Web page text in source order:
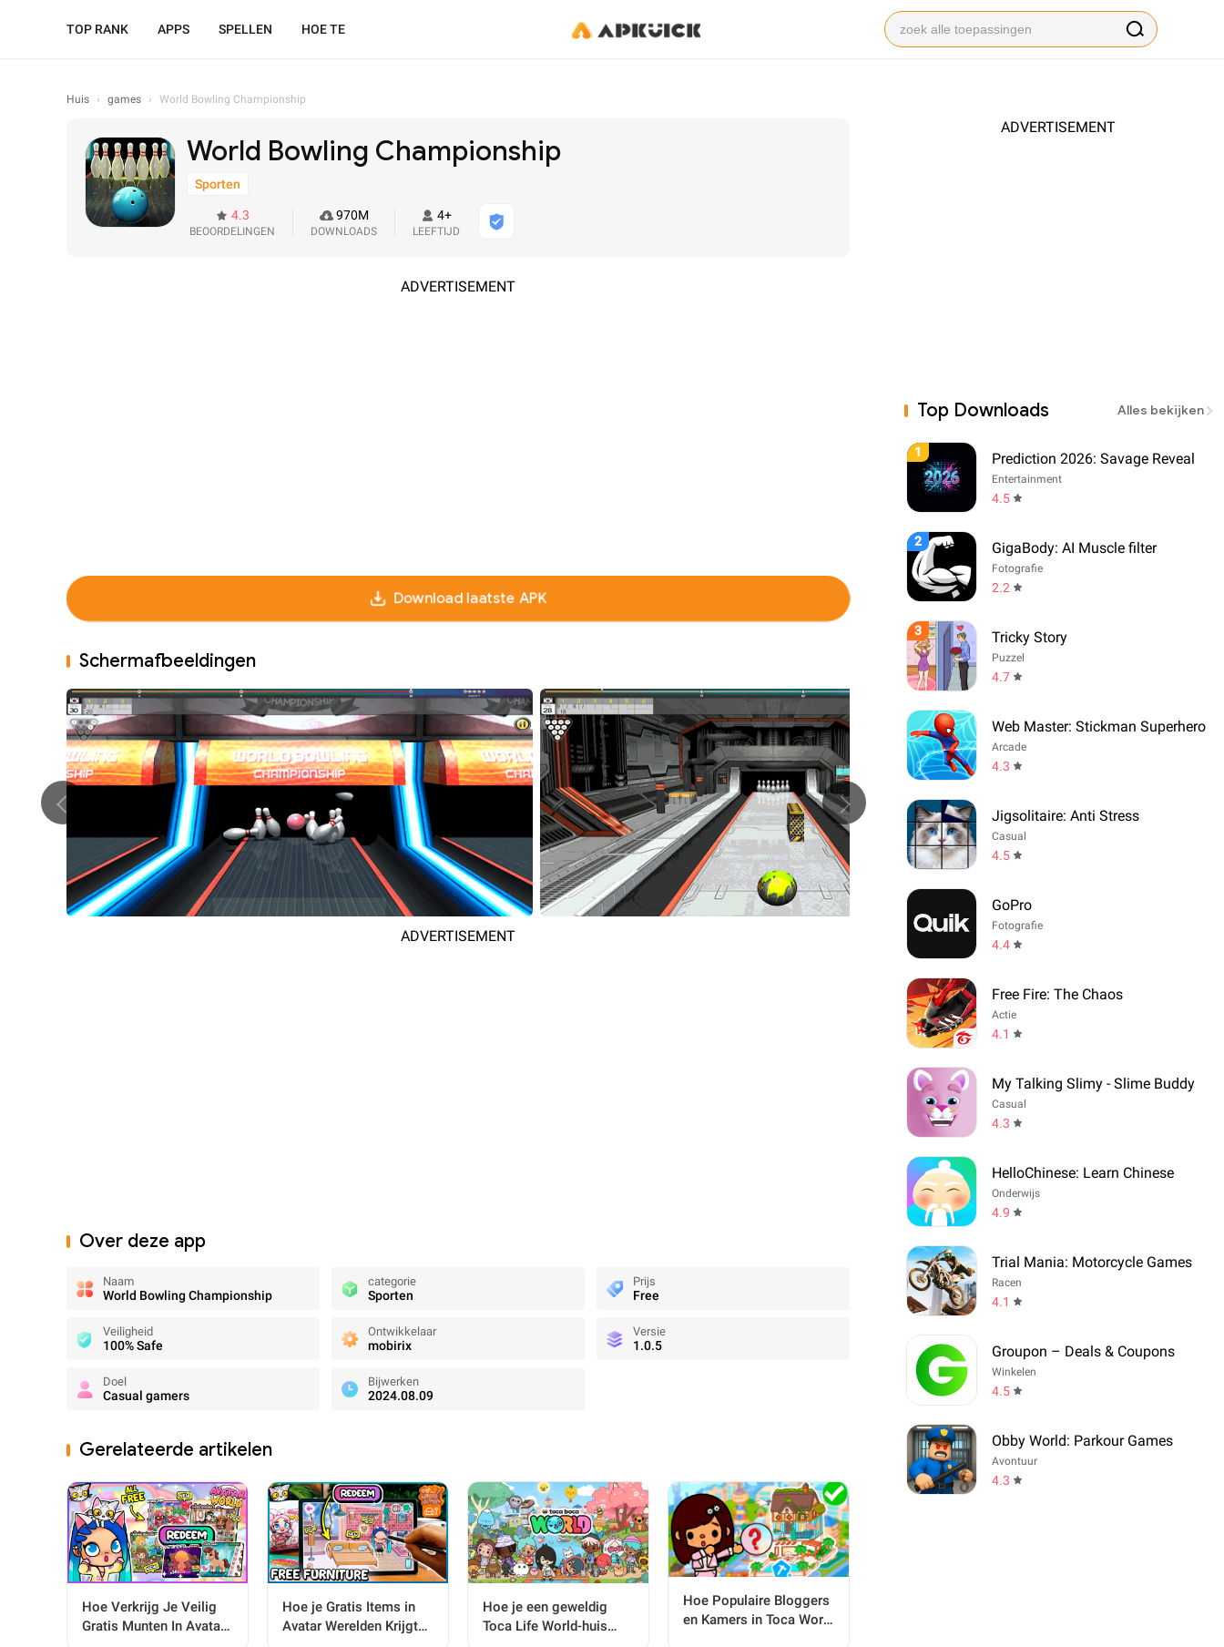
TOP RANK APPS SPELLEN HOE TE
Huis › games › World Bowling Championship
World Bowling Championship
Sporten
4.3
BEOORDELINGEN
970M
DOWNLOADS
4+
LEEFTIJD
ADVERTISEMENT
Download laatste APK
Schermafbeeldingen
ADVERTISEMENT
Over deze app
Naam
World Bowling Championship
categorie
Sporten
Prijs
Free
Veiligheid
100% Safe
Ontwikkelaar
mobirix
Versie
1.0.5
Doel
Casual gamers
Bijwerken
2024.08.09
Gerelateerde artikelen
Hoe Verkrijg Je Veilig
Gratis Munten In Avatar
Hoe je Gratis Items in
Avatar Werelden Krijgt
Hoe je een geweldig
Toca Life World-huis
Hoe Populaire Bloggers
en Kamers in Toca World
ADVERTISEMENT
Top Downloads Alles bekijken
1 Prediction 2026: Savage Reveal
Entertainment
4.5
2 GigaBody: AI Muscle filter
Fotografie
2.2
3 Tricky Story
Puzzel
4.7
Web Master: Stickman Superhero
Arcade
4.3
Jigsolitaire: Anti Stress
Casual
4.5
GoPro
Fotografie
4.4
Free Fire: The Chaos
Actie
4.1
My Talking Slimy - Slime Buddy
Casual
4.3
HelloChinese: Learn Chinese
Onderwijs
4.9
Trial Mania: Motorcycle Games
Racen
4.1
Groupon – Deals & Coupons
Winkelen
4.5
Obby World: Parkour Games
Avontuur
4.3